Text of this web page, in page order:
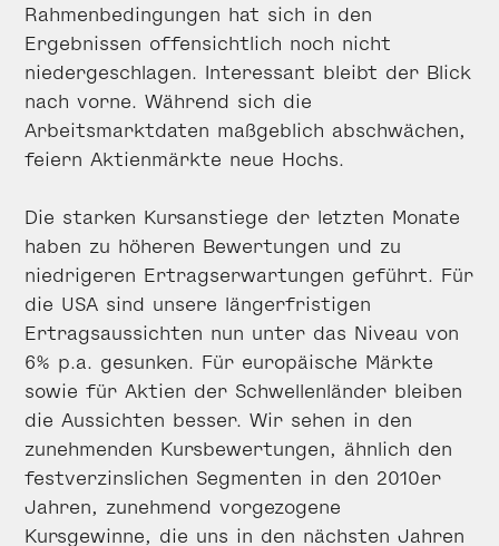
Rahmenbedingungen hat sich in den
Ergebnissen offensichtlich noch nicht
niedergeschlagen. Interessant bleibt der Blick
nach vorne. Während sich die
Arbeitsmarktdaten maßgeblich abschwächen,
feiern Aktienmärkte neue Hochs.
Die starken Kursanstiege der letzten Monate
haben zu höheren Bewertungen und zu
niedrigeren Ertragserwartungen geführt. Für
die USA sind unsere längerfristigen
Ertragsaussichten nun unter das Niveau von
6% p.a. gesunken. Für europäische Märkte
sowie für Aktien der Schwellenländer bleiben
die Aussichten besser. Wir sehen in den
zunehmenden Kursbewertungen, ähnlich den
festverzinslichen Segmenten in den 2010er
Jahren, zunehmend vorgezogene
Kursgewinne, die uns in den nächsten Jahren